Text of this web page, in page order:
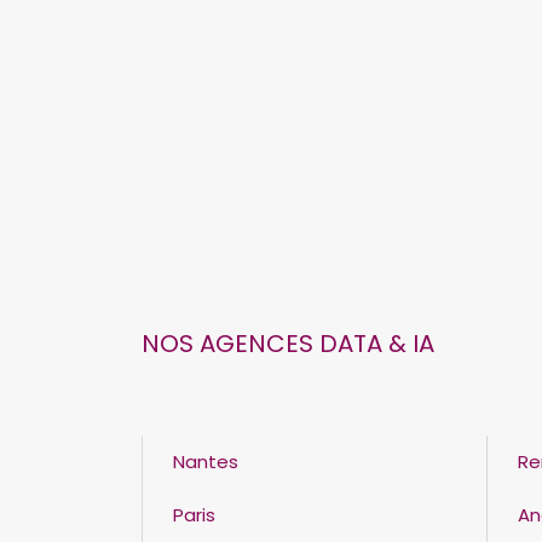
NOS AGENCES DATA & IA
Nantes
Paris